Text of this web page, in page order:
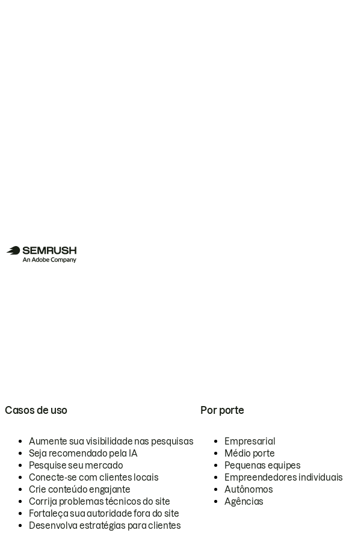
Casos de uso
Aumente sua visibilidade nas pesquisas
Seja recomendado pela IA
Pesquise seu mercado
Conecte-se com clientes locais
Crie conteúdo engajante
Corrija problemas técnicos do site
Fortaleça sua autoridade fora do site
Desenvolva estratégias para clientes
Por porte
Empresarial
Médio porte
Pequenas equipes
Empreendedores individuais
Autônomos
Agências